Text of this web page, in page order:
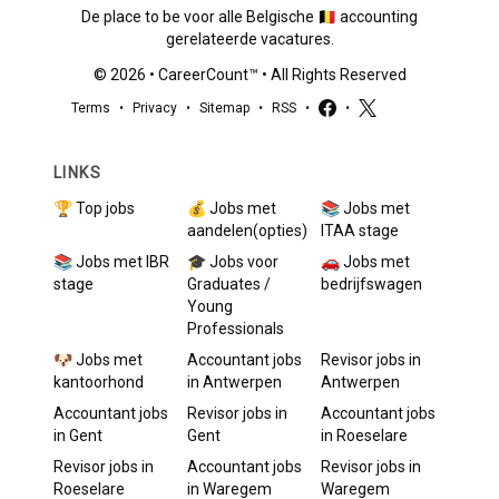
De place to be voor alle Belgische 🇧🇪 accounting
gerelateerde vacatures.
© 2026 • CareerCount™ • All Rights Reserved
Terms • Privacy • Sitemap • RSS • •
LINKS
🏆 Top jobs
💰 Jobs met
aandelen(opties)
📚 Jobs met
ITAA stage
📚 Jobs met IBR
stage
🎓 Jobs voor
Graduates /
Young
Professionals
🚗 Jobs met
bedrijfswagen
🐶 Jobs met
kantoorhond
Accountantjobs
in Antwerpen
Revisorjobs in
Antwerpen
Accountantjobs
in Gent
Revisorjobs in
Gent
Accountantjobs
in Roeselare
Revisorjobs in
Roeselare
Accountantjobs
in Waregem
Revisorjobs in
Waregem